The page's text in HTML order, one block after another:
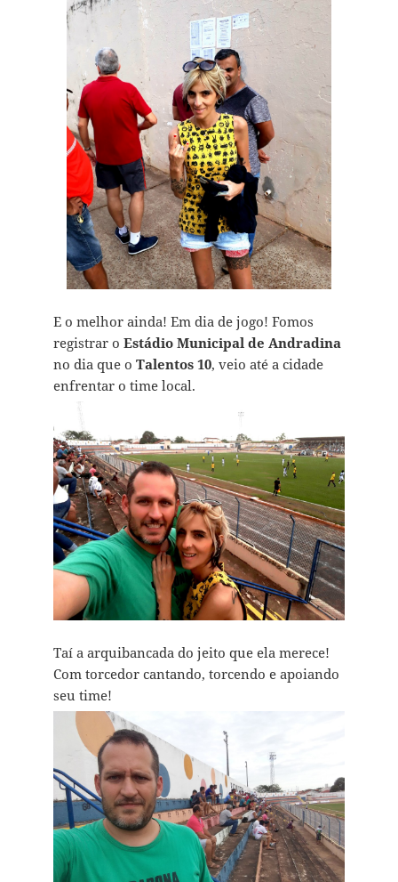
E o melhor ainda! Em dia de jogo! Fomos
registrar o Estádio Municipal de Andradina
no dia que o Talentos 10, veio até a cidade
enfrentar o time local.
Taí a arquibancada do jeito que ela merece!
Com torcedor cantando, torcendo e apoiando
seu time!